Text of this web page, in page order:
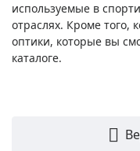
используемые в
отраслях. Кроме того,
оптики, которые вы
каталоге.